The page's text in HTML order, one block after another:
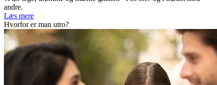
andre.
Læs mere
Hvorfor er man utro?